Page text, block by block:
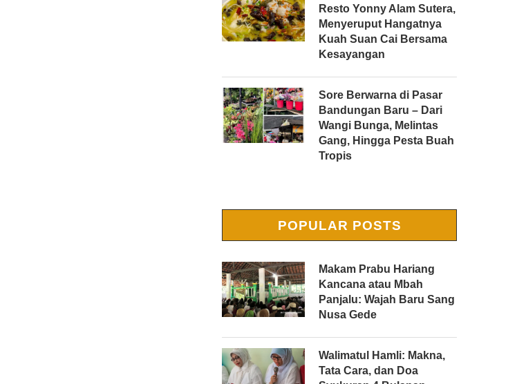
Resto Yonny Alam Sutera,
Menyeruput Hangatnya
Kuah Suan Cai Bersama
Kesayangan
Sore Berwarna di Pasar
Bandungan Baru – Dari
Wangi Bunga, Melintas
Gang, Hingga Pesta Buah
Tropis
POPULAR POSTS
Makam Prabu Hariang
Kancana atau Mbah
Panjalu: Wajah Baru Sang
Nusa Gede
Walimatul Hamli: Makna,
Tata Cara, dan Doa